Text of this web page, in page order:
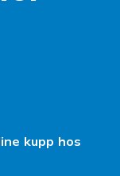
kupp hos